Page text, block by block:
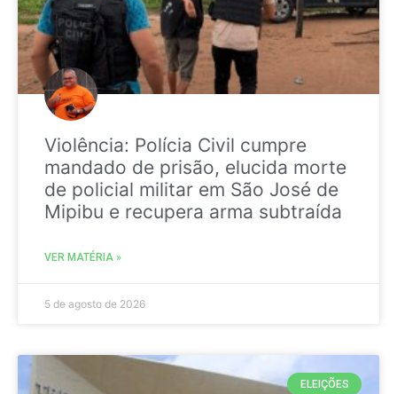
Violência: Polícia Civil cumpre
mandado de prisão, elucida morte
de policial militar em São José de
Mipibu e recupera arma subtraída
VER MATÉRIA »
5 de agosto de 2026
ELEIÇÕES